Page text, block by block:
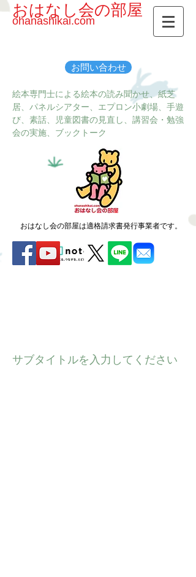
おはなし会の部屋
ohanashikai.com
お問い合わせ
絵本専門士による絵本の読み聞かせ、紙芝
居、パネルシアター、エプロン小劇場、手遊
び、素話、児童図書の見直し、講習会・勉強
会の実施、ブックトーク
おはなし会の部屋は適格請求書発行事業者です。
サブタイトルを入力してください